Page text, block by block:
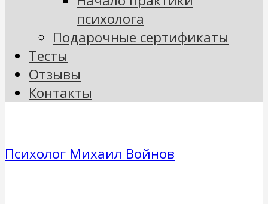
психолога
Подарочные сертификаты
Тесты
Отзывы
Контакты
Психолог Михаил Войнов